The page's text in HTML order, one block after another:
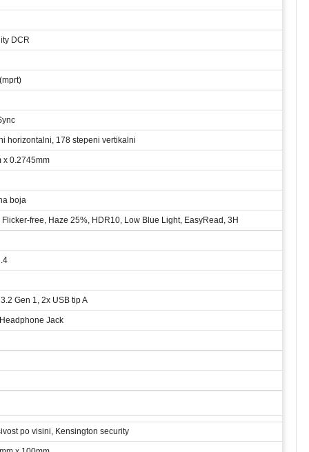
DCR
horizontalni, 178 stepeni vertikalni
x 0.2745mm
boja
free, Haze 25%, HDR10, Low Blue Light, EasyRead, 3H
Gen 1, 2x USB tip A
Jack
po visini, Kensington security